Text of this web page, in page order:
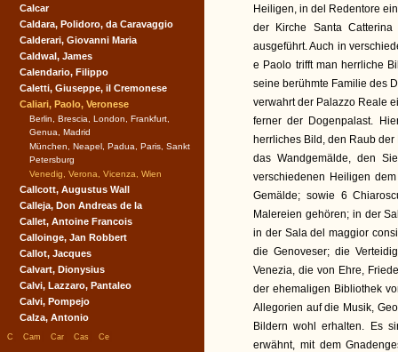
Heiligen, in del Redentore
der Kirche Santa
ausgeführt. Auch in
e Paolo trifft man herrliche
seine berühmte Familie des
verwahrt der Palazzo Reale
ferner der Dogenpalast.
herrliches Bild, den Raub
das Wandgemälde, den
verschiedenen Heiligen
Gemälde; sowie 6
Malereien gehören; in der
in der Sala del maggior
die Genoveser; die
Venezia, die von Ehre,
der ehemaligen Bibliothek
Allegorien auf die Musik,
Bildern wohl erhalten. Es
erwähnt, mit dem
Calcar
Caldara, Polidoro, da Caravaggio
Calderari, Giovanni Maria
Caldwal, James
Calendario, Filippo
Caletti, Giuseppe, il Cremonese
Caliari, Paolo, Veronese
Berlin, Brescia, London, Frankfurt,
Genua, Madrid
München, Neapel, Padua, Paris, Sankt
Petersburg
Venedig, Verona, Vicenza, Wien
Callcott, Augustus Wall
Calleja, Don Andreas de la
Callet, Antoine Francois
Calloinge, Jan Robbert
Callot, Jacques
Calvart, Dionysius
Calvi, Lazzaro, Pantaleo
Calvi, Pompejo
Calza, Antonio
C Cam Car Cas Ce